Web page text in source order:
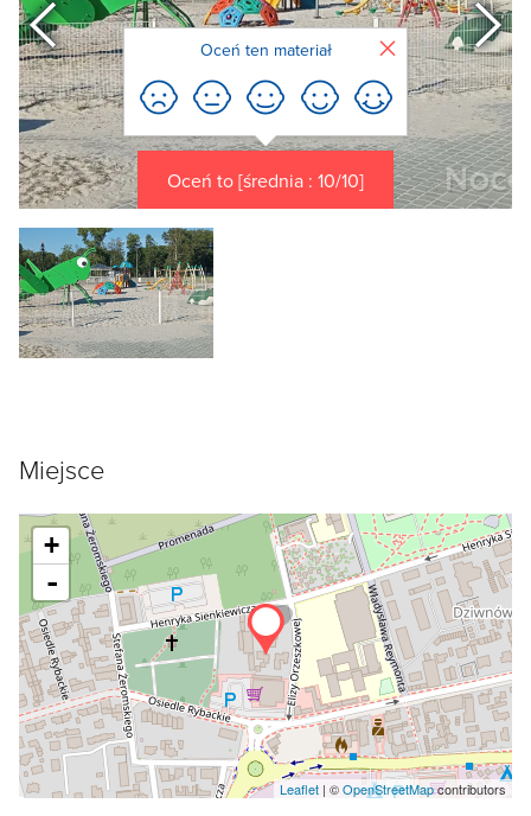
Poprzedni
Oceń to [średnia : 10/10]
Oceń ten materiał Zamknij
Miejsce
+
-
Leaflet | ©OpenStreetMapcontributors